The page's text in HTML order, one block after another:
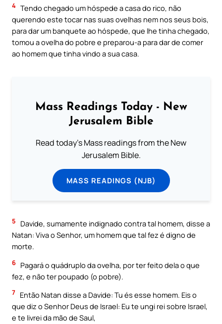
4 Tendo chegado um hóspede a casa do rico, não
querendo este tocar nas suas ovelhas nem nos seus bois,
para dar um banquete ao hóspede, que lhe tinha chegado,
tomou a ovelha do pobre e preparou-a para dar de comer
ao homem que tinha vindo a sua casa.
Mass Readings Today - New
Jerusalem Bible
Read today's Mass readings from the New
Jerusalem Bible.
MASS READINGS (NJB)
5
Davide, sumamente indignado contra tal homem, disse a
Natan: Viva o Senhor, um homem que tal fez é digno de
morte.
6 Pagará o quádruplo da ovelha, por ter feito dela o que
fez, e não ter poupado (o pobre).
7 Então Natan disse a Davide: Tu és esse homem. Eis o
que diz o Senhor Deus de Israel: Eu te ungi rei sobre Israel,
e te livrei da mão de Saul,